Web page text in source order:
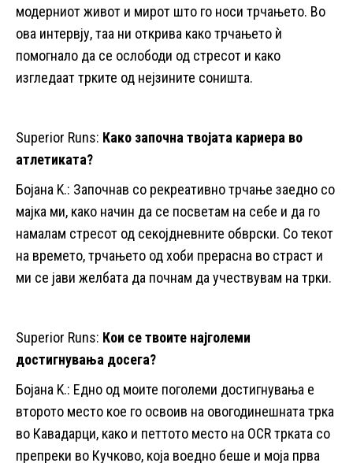
модерниот живот и мирот што го носи трчањето. Во
ова интервју, таа ни открива како трчањето ѝ
помогнало да се ослободи од стресот и како
изгледаат трките од нејзините соништа.
Superior Runs: Како започна твојата кариера во
атлетиката?
Бојана K.: Започнав со рекреативно трчање заедно со
мајка ми, како начин да се посветам на себе и да го
намалам стресот од секојдневните обврски. Со текот
на времето, трчањето од хоби прерасна во страст и
ми се јави желбата да почнам да учествувам на трки.
Superior Runs: Кои се твоите најголеми
достигнувања досега?
Бојана K.: Едно од моите поголеми достигнувања е
второто место кое го освоив на овогодинешната трка
во Кавадарци, како и петтото место на OCR трката со
препреки во Кучково, која воедно беше и моја прва